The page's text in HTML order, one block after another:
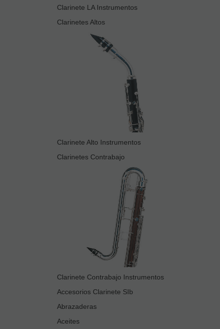
Clarinete LA Instrumentos
Clarinetes Altos
Clarinete Alto Instrumentos
Clarinetes Contrabajo
Clarinete Contrabajo Instrumentos
Accesorios Clarinete SIb
Abrazaderas
Aceites